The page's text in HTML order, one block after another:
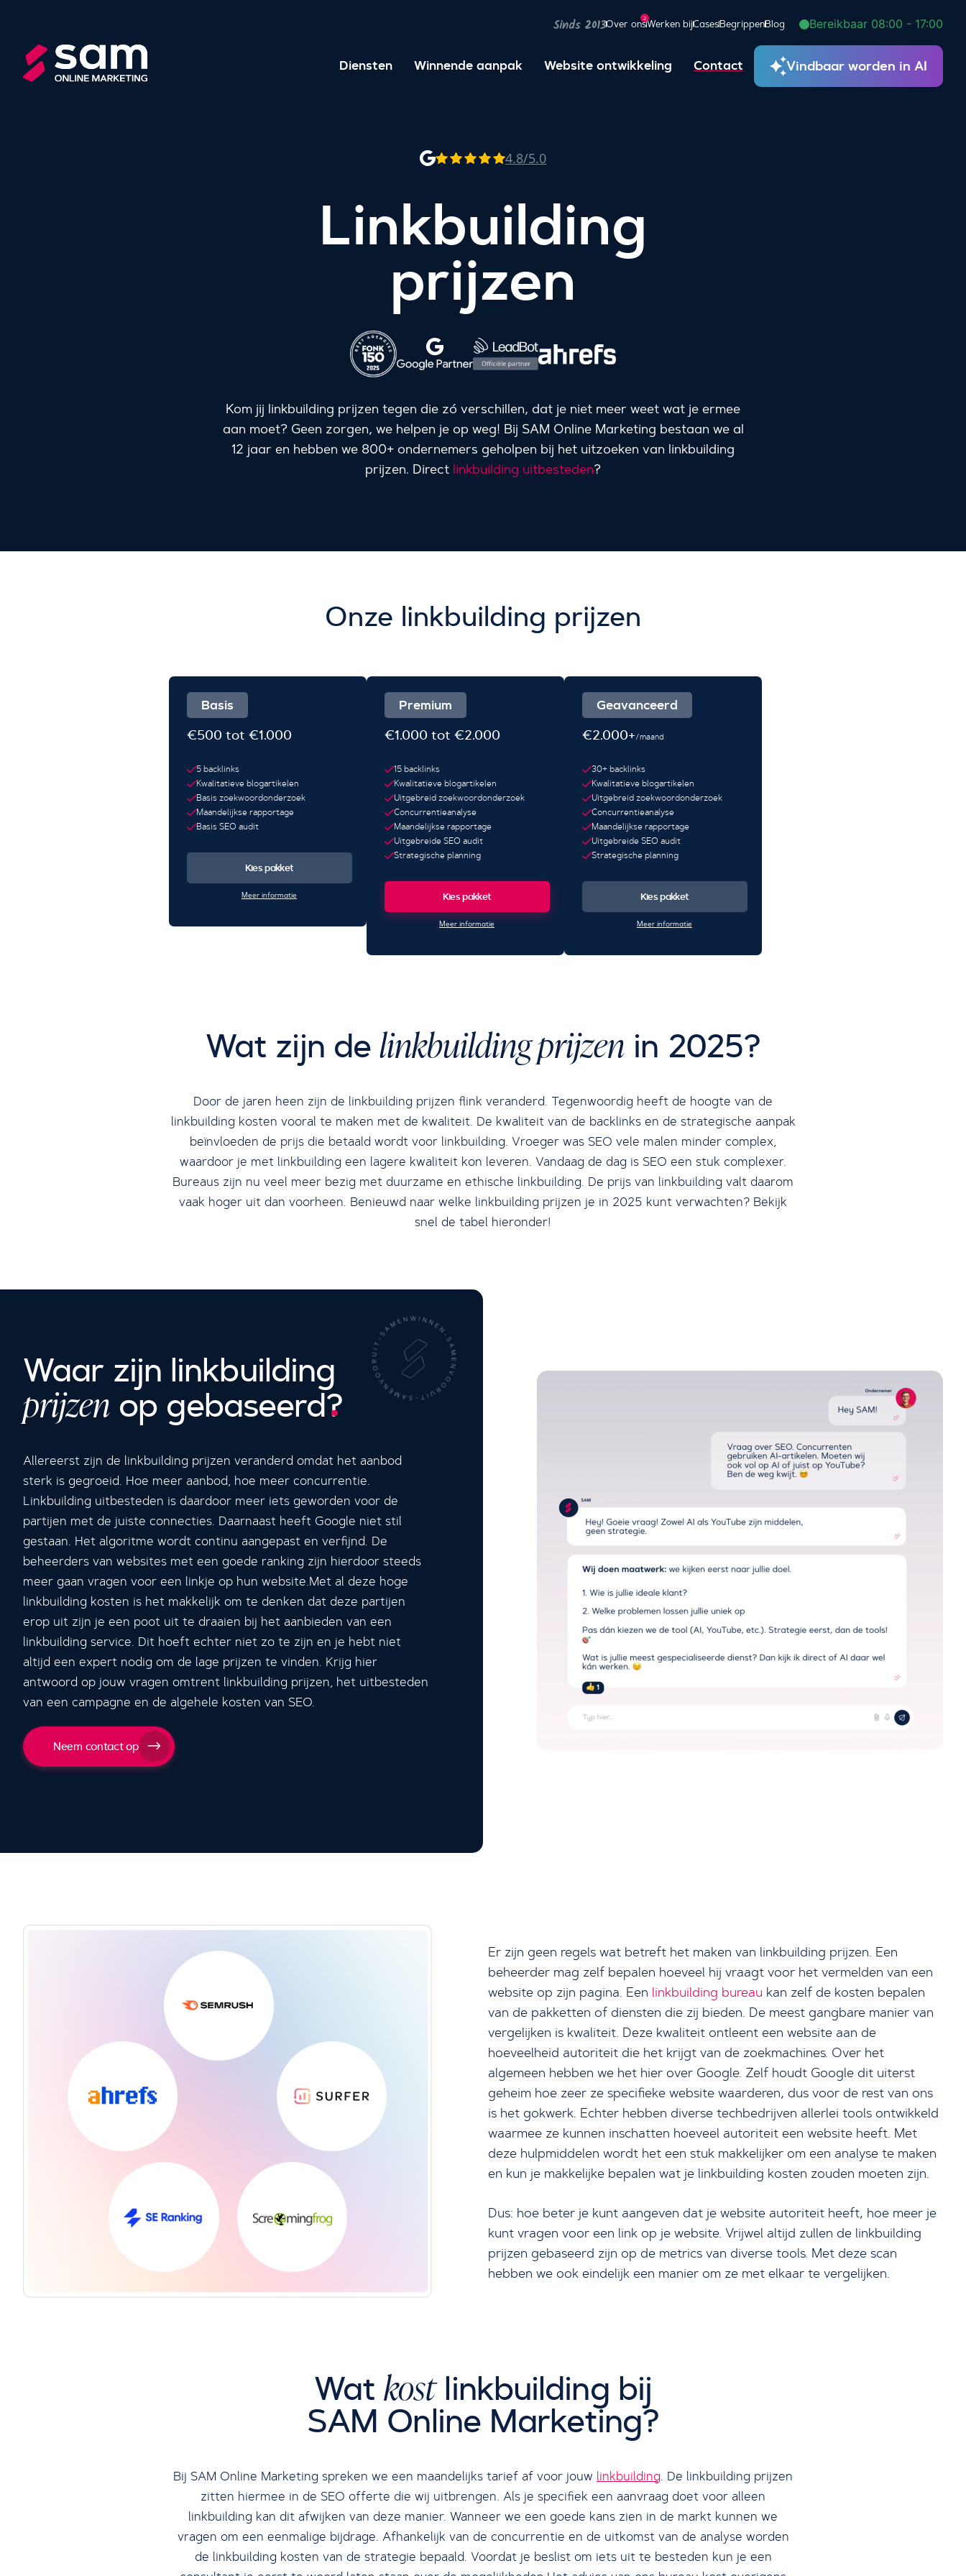
Sinds 2013Over ons
2
Werken bijCasesBegrippenBlog Bereikbaar 08:00 - 17:00
Diensten Winnende aanpak Website ontwikkeling Contact Vindbaar worden in AI
4.8/5.0
Linkbuilding
prijzen
Kom jij linkbuilding prijzen tegen die zó verschillen, dat je niet meer weet wat je ermee
aan moet? Geen zorgen, we helpen je op weg! Bij SAM Online Marketing bestaan we al
12 jaar en hebben we 800+ ondernemers geholpen bij het uitzoeken van linkbuilding
prijzen. Direct linkbuilding uitbesteden?
Onze linkbuilding prijzen
Basis
€500 tot €1.000
5 backlinks
Kwalitatieve blogartikelen
Basis zoekwoordonderzoek
Maandelijkse rapportage
Basis SEO audit
Kies pakket
Meer informatie
Premium
€1.000 tot €2.000
15 backlinks
Kwalitatieve blogartikelen
Uitgebreid zoekwoordonderzoek
Concurrentieanalyse
Maandelijkse rapportage
Uitgebreide SEO audit
Strategische planning
Kies pakket
Meer informatie
Geavanceerd
€2.000+/maand
30+ backlinks
Kwalitatieve blogartikelen
Uitgebreid zoekwoordonderzoek
Concurrentieanalyse
Maandelijkse rapportage
Uitgebreide SEO audit
Strategische planning
Kies pakket
Meer informatie
Wat zijn delinkbuilding prijzen in 2025?
Door de jaren heen zijn de linkbuilding prijzen flink veranderd. Tegenwoordig heeft de hoogte van de
linkbuilding kosten vooral te maken met de kwaliteit. De kwaliteit van de backlinks en de strategische aanpak
beïnvloeden de prijs die betaald wordt voor linkbuilding. Vroeger was SEO vele malen minder complex,
waardoor je met linkbuilding een lagere kwaliteit kon leveren. Vandaag de dag is SEO een stuk complexer.
Bureaus zijn nu veel meer bezig met duurzame en ethische linkbuilding. De prijs van linkbuilding valt daarom
vaak hoger uit dan voorheen. Benieuwd naar welke linkbuilding prijzen je in 2025 kunt verwachten? Bekijk
snel de tabel hieronder!
Waar zijn linkbuilding
prijzen op gebaseerd?
Allereerst zijn de linkbuilding prijzen veranderd omdat het aanbod
sterk is gegroeid. Hoe meer aanbod, hoe meer concurrentie.
Linkbuilding uitbesteden is daardoor meer iets geworden voor de
partijen met de juiste connecties. Daarnaast heeft Google niet stil
gestaan. Het algoritme wordt continu aangepast en verfijnd. De
beheerders van websites met een goede ranking zijn hierdoor steeds
meer gaan vragen voor een linkje op hun website.Met al deze hoge
linkbuilding kosten is het makkelijk om te denken dat deze partijen
erop uit zijn je een poot uit te draaien bij het aanbieden van een
linkbuilding service. Dit hoeft echter niet zo te zijn en je hebt niet
altijd een expert nodig om de lage prijzen te vinden. Krijg hier
antwoord op jouw vragen omtrent linkbuilding prijzen, het uitbesteden
van een campagne en de algehele kosten van SEO.
Neem contact op
Er zijn geen regels wat betreft het maken van linkbuilding prijzen. Een
beheerder mag zelf bepalen hoeveel hij vraagt voor het vermelden van een
website op zijn pagina. Een linkbuilding bureau kan zelf de kosten bepalen
van de pakketten of diensten die zij bieden. De meest gangbare manier van
vergelijken is kwaliteit. Deze kwaliteit ontleent een website aan de
hoeveelheid autoriteit die het krijgt van de zoekmachines. Over het
algemeen hebben we het hier over Google. Zelf houdt Google dit uiterst
geheim hoe zeer ze specifieke website waarderen, dus voor de rest van ons
is het gokwerk. Echter hebben diverse techbedrijven allerlei tools ontwikkeld
waarmee ze kunnen inschatten hoeveel autoriteit een website heeft. Met
deze hulpmiddelen wordt het een stuk makkelijker om een analyse te maken
en kun je makkelijke bepalen wat je linkbuilding kosten zouden moeten zijn.
Dus: hoe beter je kunt aangeven dat je website autoriteit heeft, hoe meer je
kunt vragen voor een link op je website. Vrijwel altijd zullen de linkbuilding
prijzen gebaseerd zijn op de metrics van diverse tools. Met deze scan
hebben we ook eindelijk een manier om ze met elkaar te vergelijken.
Watkostlinkbuilding bij
SAM Online Marketing?
Bij SAM Online Marketing spreken we een maandelijks tarief af voor jouw linkbuilding. De linkbuilding prijzen
zitten hiermee in de SEO offerte die wij uitbrengen. Als je specifiek een aanvraag doet voor alleen
linkbuilding kan dit afwijken van deze manier. Wanneer we een goede kans zien in de markt kunnen we
vragen om een eenmalige bijdrage. Afhankelijk van de concurrentie en de uitkomst van de analyse worden
de linkbuilding kosten van de strategie bepaald. Voordat je beslist om iets uit te besteden kun je een